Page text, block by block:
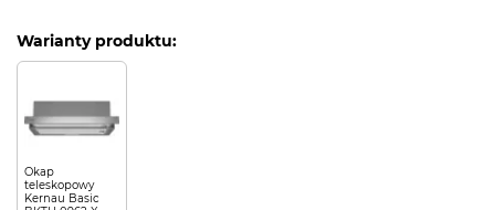
Warianty produktu:
Okap
teleskopowy
Kernau Basic